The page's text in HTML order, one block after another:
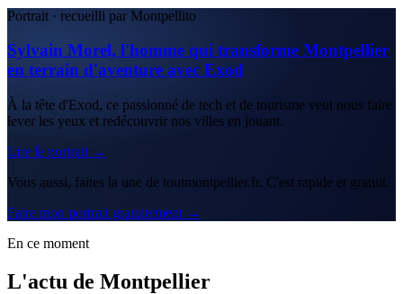
Portrait · recueilli par Montpellito
Sylvain Morel, l'homme qui transforme Montpellier
en terrain d'aventure avec Exod
À la tête d'Exod, ce passionné de tech et de tourisme veut nous faire
lever les yeux et redécouvrir nos villes en jouant.
Lire le portrait →
Vous aussi, faites la une de toutmontpellier.fr. C'est rapide et gratuit.
Faire mon portrait gratuitement →
En ce moment
L'actu de Montpellier